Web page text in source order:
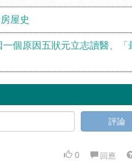
屋史
個原因五狀元立志讀醫、「
評論
0 回應